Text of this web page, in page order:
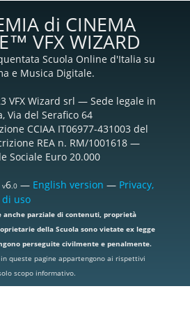
di CINEMA
VFX WIZARD
Scuola Online d'Italia su
e Musica Digitale.
VFX Wizard srl — Sede legale in
Via del Serafico 64
CCIAA IT06977-431003 del
REA n. RM/1001618 —
Sociale Euro 20.000
v6.0— English version — Privacy,
di uso
anche parziale di contenuti, proprietà
della Scuola sono vietate ex legge
perseguite civilmente e penalmente.
queste pagine appartengono ai rispettivi
scopo informativo.